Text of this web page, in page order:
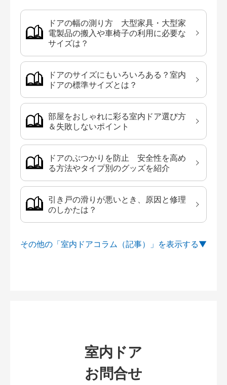
ドアの幅の測り方 大型家具・大型家
電製品の搬入や車椅子の利用に必要な
サイズは？
ドアのサイズにもいろいろある？室内
ドアの標準サイズとは？
部屋をおしゃれに彩る室内ドア選び方
＆失敗しないポイント
ドアのぶつかりを防止 安全性を高め
る方法やタイプ別のグッズを紹介
引き戸の滑りが悪いとき、原因と修理
のしかたは？
その他の「室内ドアコラム（記事）」を
室内ドア
お問合せ